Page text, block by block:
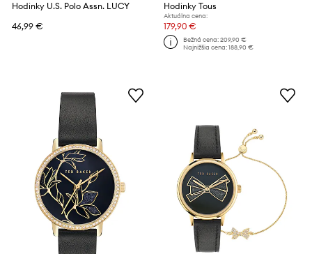
Hodinky U.S. Polo Assn. LUCY
46,99 €
Hodinky Tous
Aktuálna cena:
179,90 €
Bežná cena:209,90 €
Najnižšia cena:188,90 €